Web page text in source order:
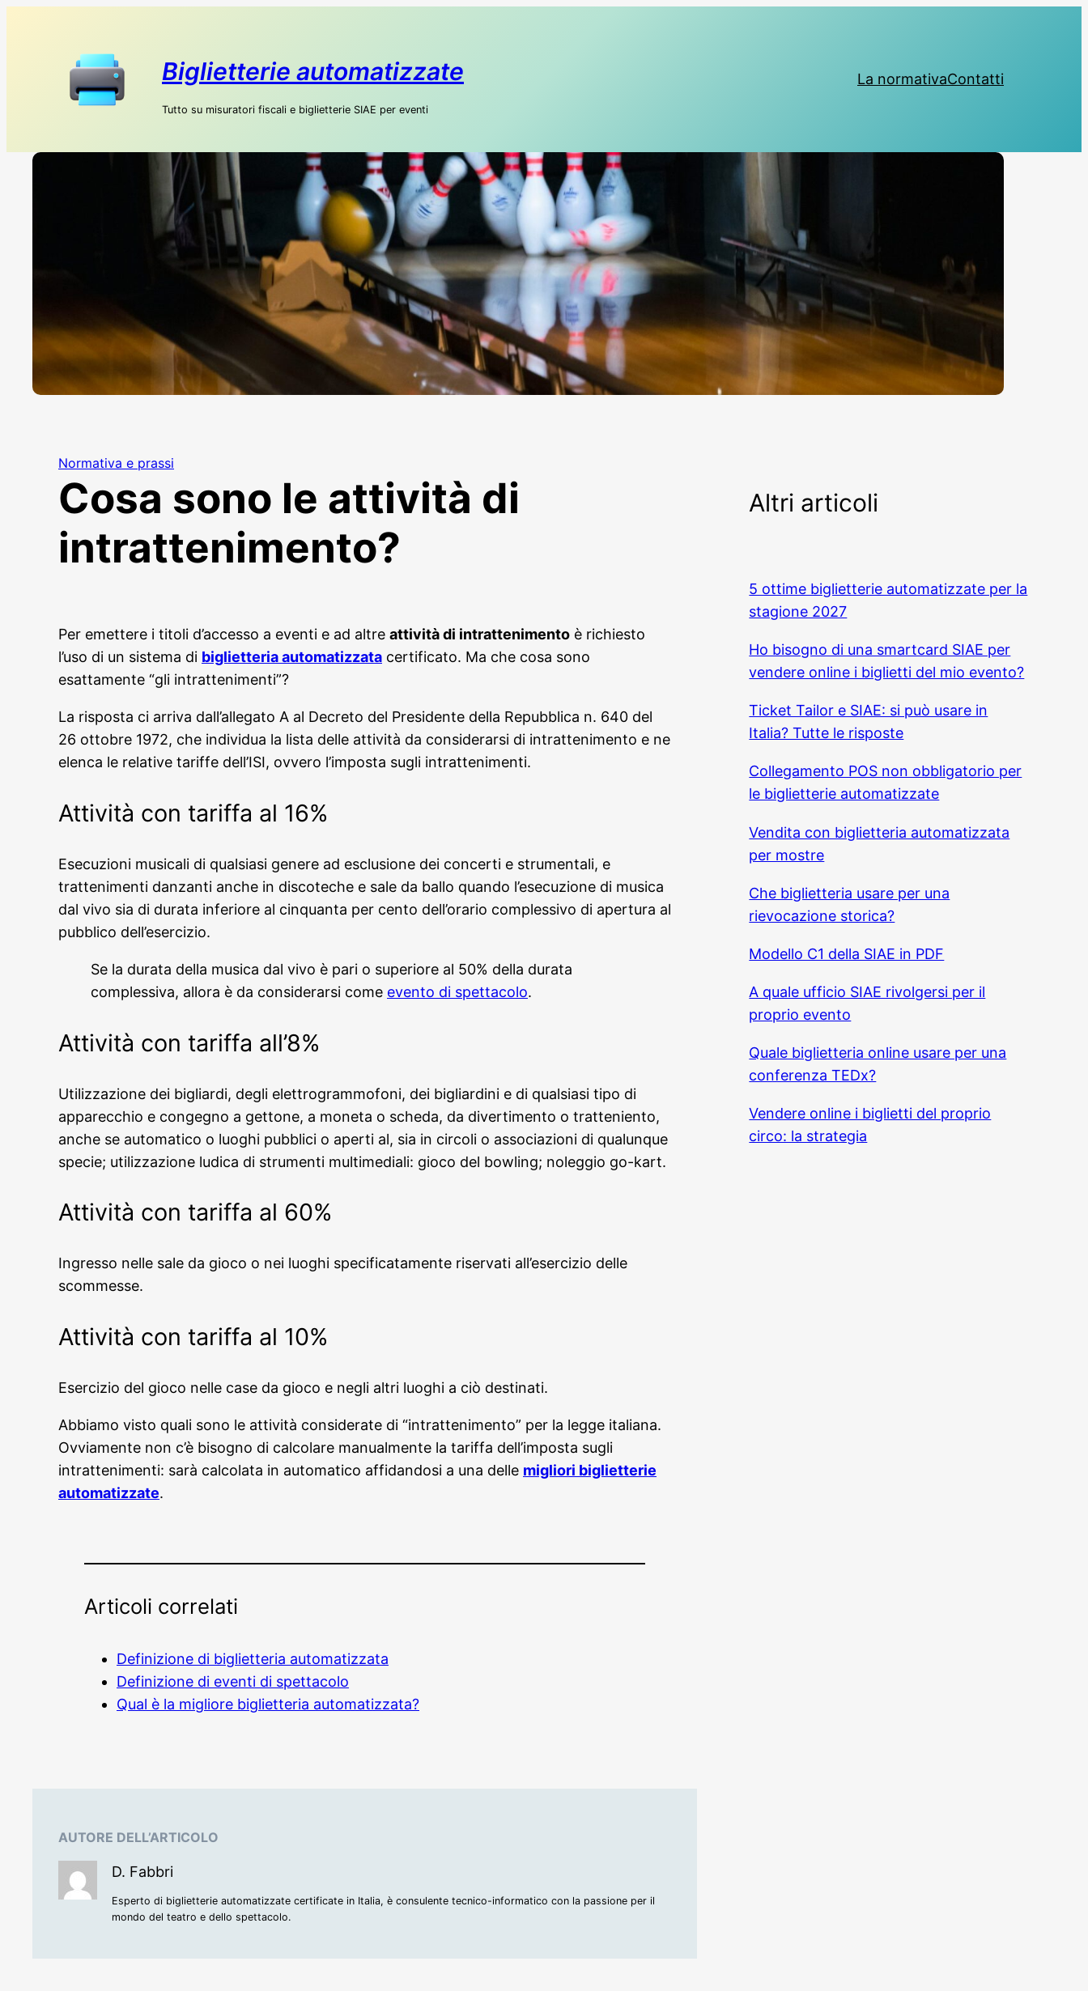
Biglietterie automatizzate
Tutto su misuratori fiscali e biglietterie SIAE per eventi
La normativaContatti
Normativa e prassi
Cosa sono le attività di
intrattenimento?
Per emettere i titoli d’accesso a eventi e ad altre attività di intrattenimento è richiesto
l’uso di un sistema di biglietteria automatizzata certificato. Ma che cosa sono
esattamente “gli intrattenimenti”?
La risposta ci arriva dall’allegato A al Decreto del Presidente della Repubblica n. 640 del
26 ottobre 1972, che individua la lista delle attività da considerarsi di intrattenimento e ne
elenca le relative tariffe dell’ISI, ovvero l’imposta sugli intrattenimenti.
Attività con tariffa al 16%
Esecuzioni musicali di qualsiasi genere ad esclusione dei concerti e strumentali, e
trattenimenti danzanti anche in discoteche e sale da ballo quando l’esecuzione di musica
dal vivo sia di durata inferiore al cinquanta per cento dell’orario complessivo di apertura al
pubblico dell’esercizio.
Se la durata della musica dal vivo è pari o superiore al 50% della durata
complessiva, allora è da considerarsi come evento di spettacolo.
Attività con tariffa all’8%
Utilizzazione dei bigliardi, degli elettrogrammofoni, dei bigliardini e di qualsiasi tipo di
apparecchio e congegno a gettone, a moneta o scheda, da divertimento o tratteniento,
anche se automatico o luoghi pubblici o aperti al, sia in circoli o associazioni di qualunque
specie; utilizzazione ludica di strumenti multimediali: gioco del bowling; noleggio go-kart.
Attività con tariffa al 60%
Ingresso nelle sale da gioco o nei luoghi specificatamente riservati all’esercizio delle
scommesse.
Attività con tariffa al 10%
Esercizio del gioco nelle case da gioco e negli altri luoghi a ciò destinati.
Abbiamo visto quali sono le attività considerate di “intrattenimento” per la legge italiana.
Ovviamente non c’è bisogno di calcolare manualmente la tariffa dell’imposta sugli
intrattenimenti: sarà calcolata in automatico affidandosi a una delle migliori biglietterie
automatizzate.
Articoli correlati
Definizione di biglietteria automatizzata
Definizione di eventi di spettacolo
Qual è la migliore biglietteria automatizzata?
AUTORE DELL’ARTICOLO
D. Fabbri
Esperto di biglietterie automatizzate certificate in Italia, è consulente tecnico-informatico con la passione per il
mondo del teatro e dello spettacolo.
Altri articoli
5 ottime biglietterie automatizzate per la
stagione 2027
Ho bisogno di una smartcard SIAE per
vendere online i biglietti del mio evento?
Ticket Tailor e SIAE: si può usare in
Italia? Tutte le risposte
Collegamento POS non obbligatorio per
le biglietterie automatizzate
Vendita con biglietteria automatizzata
per mostre
Che biglietteria usare per una
rievocazione storica?
Modello C1 della SIAE in PDF
A quale ufficio SIAE rivolgersi per il
proprio evento
Quale biglietteria online usare per una
conferenza TEDx?
Vendere online i biglietti del proprio
circo: la strategia